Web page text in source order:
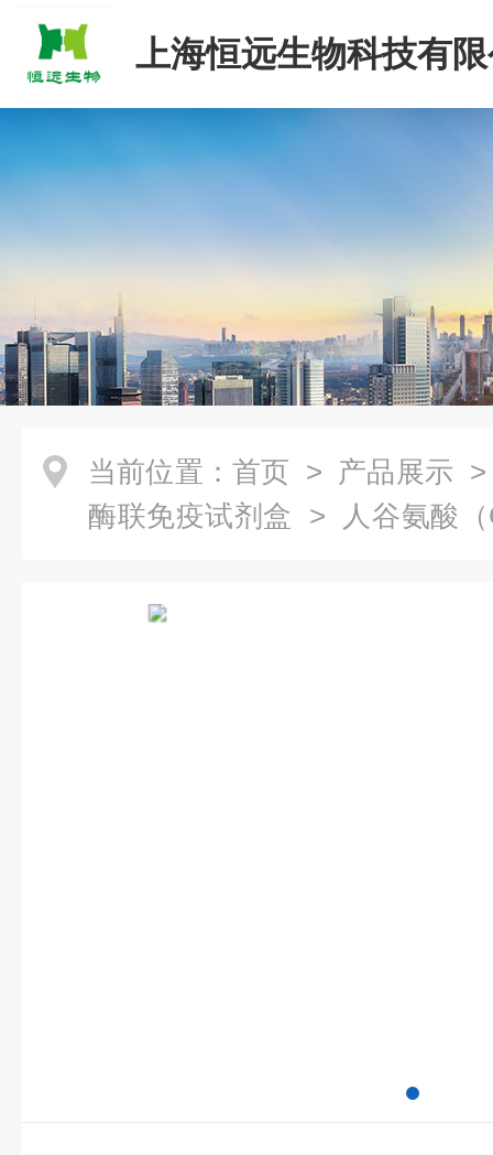
上海恒远生物科技有
当前位置： 首页 > 产品展示
酶联免疫试剂盒 > 人谷氨酸（